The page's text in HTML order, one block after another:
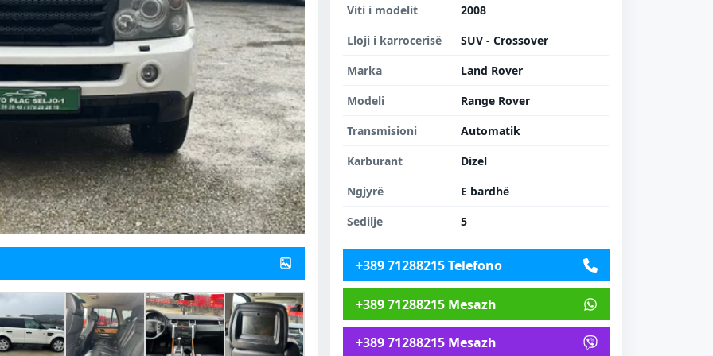
+389 71288215 Telefono
+389 71288215 Mesazh
+389 71288215 Mesazh
Viti i modelit
2008
Lloji i karrocerisë
SUV - Crossover
Marka
Land Rover
Modeli
Range Rover
Transmisioni
Automatik
Karburant
Dizel
Ngjyrë
E bardhë
Sedilje
5